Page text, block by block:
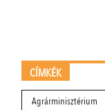
CÍMKÉK
Agrárminisztérium